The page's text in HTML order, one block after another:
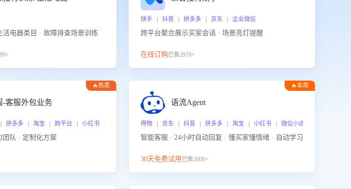
活电器类目 · 故障排查场景训练
快手 | 抖音 | 拼多多 | 京东 | 企业微信
跨平台聚合展示买家会话 · 场景亮灯提醒
在线订购已售2919+
🔥热卖
-客服外包业务
多多 | 淘宝 | 跨平台 | 小红书 | 得物 | 企业微信
团队 · 定制化方案
🔥本周
语流Agent
得物 | 京东 | 抖音 | 拼多多 | 淘宝 | 小红书 | 微信小店 | 快手 | 唯品
智能客服 · 24小时自动回复 · 懂买家懂情绪 · 自动学习
30天免费试用 已售2000+